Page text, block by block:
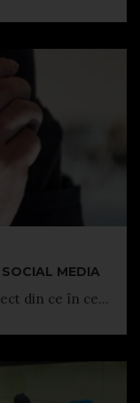
MEDIA
din ce în ce...